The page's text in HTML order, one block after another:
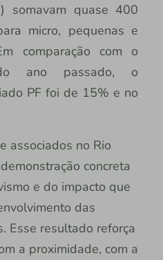
somavam quase 400
micro, pequenas e
comparação com o
ano passado, o
PF foi de 15% e no
associados no Rio
concreta
e do impacto que
das
Esse resultado reforça
a proximidade, com a